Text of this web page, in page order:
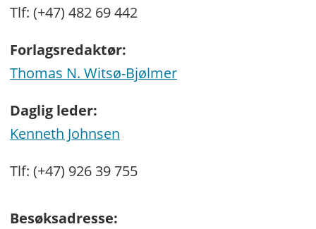
Tlf: (+47) 482 69 442
Forlagsredaktør:
Thomas N. Witsø-Bjølmer
Daglig leder:
Kenneth Johnsen
Tlf: (+47) 926 39 755
Besøksadresse: